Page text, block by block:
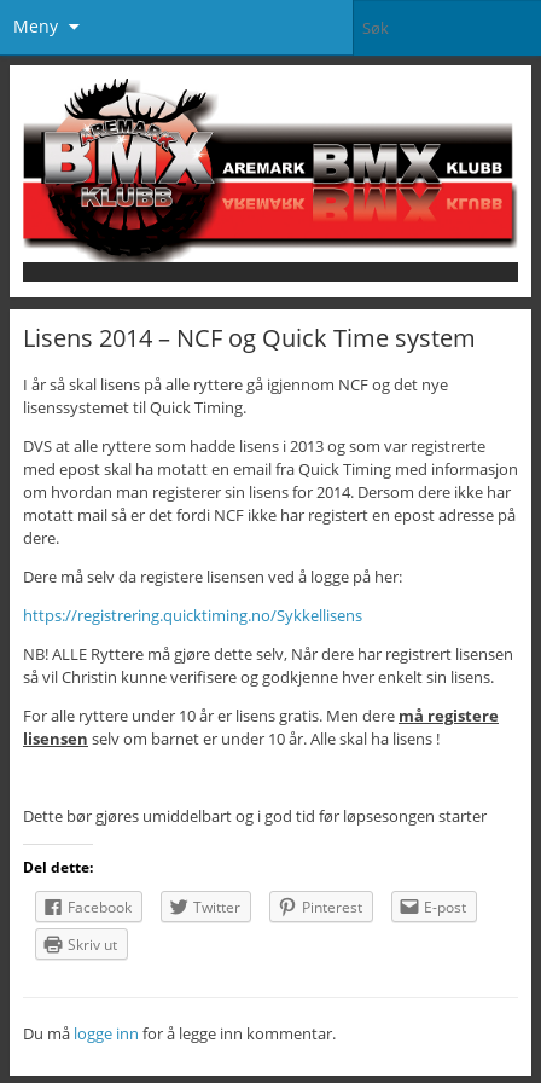
Meny
Lisens 2014 – NCF og Quick Time system
I år så skal lisens på alle ryttere gå igjennom NCF og det nye
lisenssystemet til Quick Timing.
DVS at alle ryttere som hadde lisens i 2013 og som var registrerte
med epost skal ha motatt en email fra Quick Timing med informasjon
om hvordan man registerer sin lisens for 2014. Dersom dere ikke har
motatt mail så er det fordi NCF ikke har registert en epost adresse på
dere.
Dere må selv da registere lisensen ved å logge på her:
https://registrering.quicktiming.no/Sykkellisens
NB! ALLE Ryttere må gjøre dette selv, Når dere har registrert lisensen
så vil Christin kunne verifisere og godkjenne hver enkelt sin lisens.
For alle ryttere under 10 år er lisens gratis. Men dere må registere
lisensen selv om barnet er under 10 år. Alle skal ha lisens !
Dette bør gjøres umiddelbart og i god tid før løpsesongen starter
Del dette:
Facebook
Twitter Pinterest
E-post
Skriv ut
Du må logge inn for å legge inn kommentar.